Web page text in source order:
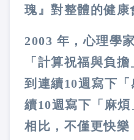
瑰』對整體的健康
2003 年，心理學
「計算祝福與負
到連續10週寫下
續10週寫下「麻
相比，不僅更快